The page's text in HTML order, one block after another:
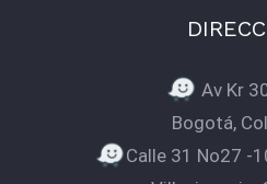
Av Kr
Bogotá,
Calle 31 No27 -